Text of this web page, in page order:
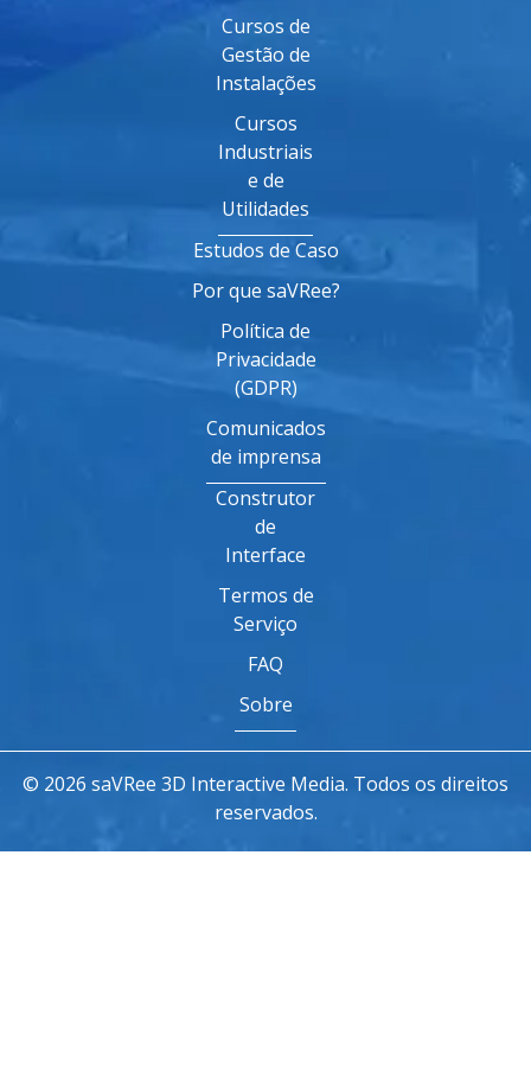
Cursos de
Gestão de
Instalações
Cursos
Industriais
e de
Utilidades
Estudos de Caso
Por que saVRee?
Política de
Privacidade
(GDPR)
Comunicados
de imprensa
Construtor
de
Interface
Termos de
Serviço
FAQ
Sobre
© 2026 saVRee 3D Interactive Media. Todos os direitos
reservados.